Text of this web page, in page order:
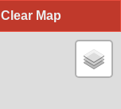
Clear Map